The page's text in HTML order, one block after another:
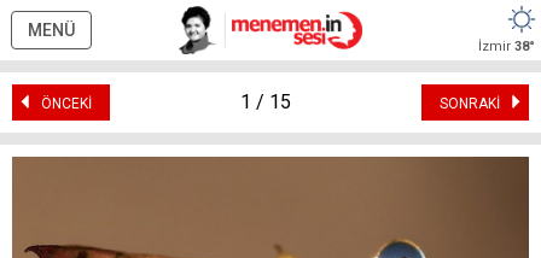
MENÜ
İzmir 38°
ÖNCEKİ SONRAKİ
1 / 15